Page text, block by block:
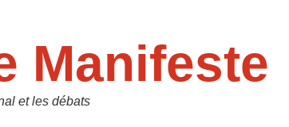
Manifeste
et les débats